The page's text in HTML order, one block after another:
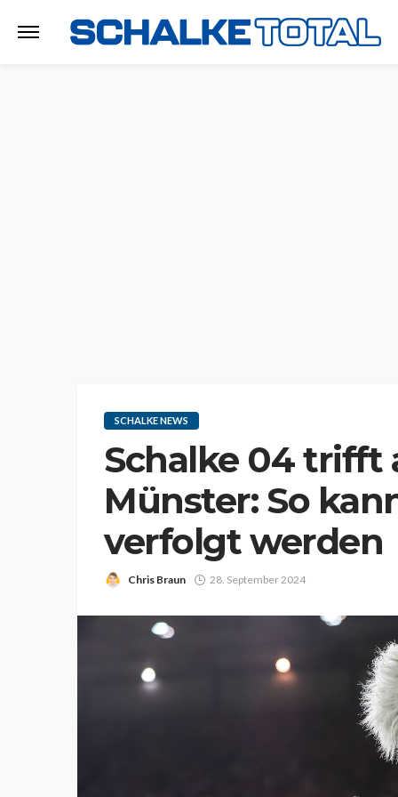
SCHALKE NEWS
Schalke 04 trifft
Münster: So
verfolgt werden
Chris Braun 28. September 2024